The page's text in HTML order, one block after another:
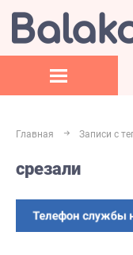
Главная Записи с
срезали